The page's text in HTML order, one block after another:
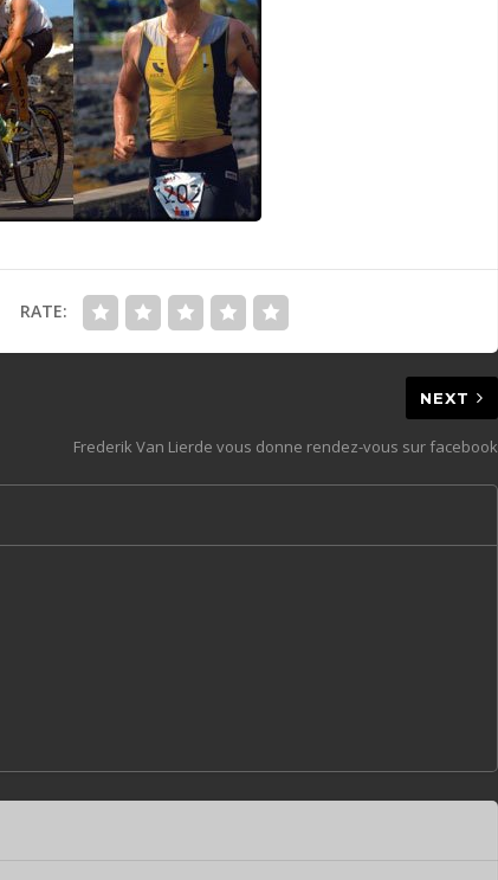
RATE:
NEXT
Frederik Van Lierde vous donne rendez-vous sur facebook